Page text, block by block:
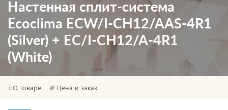
Настенная сплит-система
Ecoclima ECW/I-CH12/AAS-4R1
(Silver) + EC/I-CH12/A-4R1
(White)
О товаре Цена и заказ